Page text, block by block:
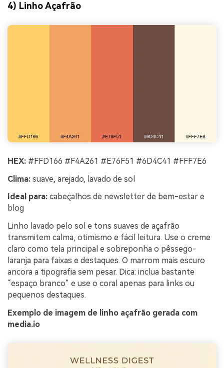
4) Linho Açafrão
HEX: #FFD166 #F4A261 #E76F51 #6D4C41 #FFF7E6
Clima: suave, arejado, lavado de sol
Ideal para: cabeçalhos de newsletter de bem-estar e
blog
Linho lavado pelo sol e tons suaves de açafrão
transmitem calma, otimismo e fácil leitura. Use o creme
claro como tela principal e sobreponha o pêssego-
laranja para faixas e destaques. O marrom mais escuro
ancora a tipografia sem pesar. Dica: inclua bastante
“espaço branco” e use o coral apenas para links ou
pequenos destaques.
Exemplo de imagem de linho açafrão gerada com
media.io